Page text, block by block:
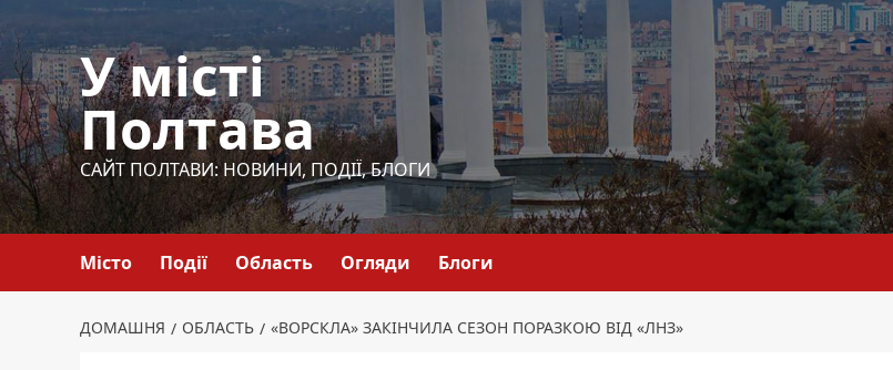
до
вмісту
У місті
Полтава
САЙТ ПОЛТАВИ: НОВИНИ, ПОДІЇ, БЛОГИ
Місто Події Область Огляди Блоги
ДОМАШНЯ ОБЛАСТЬ «ВОРСКЛА» ЗАКІНЧИЛА СЕЗОН ПОРАЗКОЮ ВІД «ЛНЗ»